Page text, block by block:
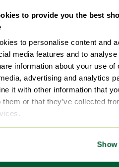
to provide you the best
to personalise content and
media features and to analyse
information about your use of
advertising and analytics
it with other information that
them or that they’ve collected
Show
Kleuren
Ontdek
Eikelenboom